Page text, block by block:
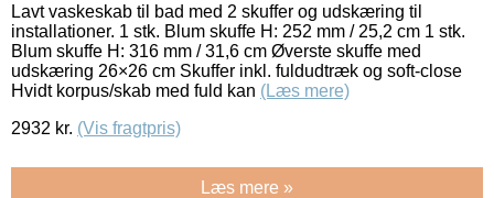
Lavt vaskeskab til bad med 2 skuffer og udskæring til
installationer. 1 stk. Blum skuffe H: 252 mm / 25,2 cm 1 stk.
Blum skuffe H: 316 mm / 31,6 cm Øverste skuffe med
udskæring 26×26 cm Skuffer inkl. fuldudtræk og soft-close
Hvidt korpus/skab med fuld kan (Læs mere)
2932 kr. (Vis fragtpris)
Læs mere »